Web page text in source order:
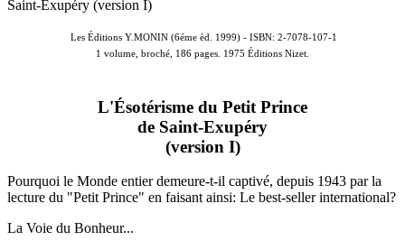
Les Éditions Y.MONIN (6éme èd. 1999) - ISBN: 2-7078-107-1
1 volume, broché, 186 pages. 1975 Éditions Nizet.
L'Ésotérisme du Petit Prince
de Saint-Exupéry
(version I)
Pourquoi le Monde entier demeure-t-il captivé, depuis 1943 par la
lecture du "Petit Prince" en faisant ainsi: Le best-seller international?
La Voie du Bonheur...